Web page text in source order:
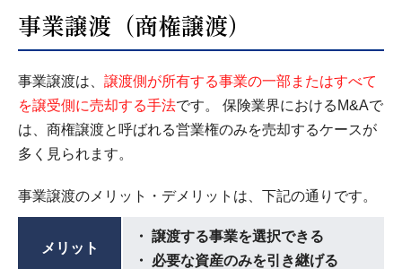
事業譲渡（商権譲渡）
事業譲渡は、 譲渡側が所有する事業の一部またはすべて
を譲受側に売却する手法です。 保険業界におけるM&Aで
は、商権譲渡と呼ばれる営業権のみを売却するケースが
多く見られます。
事業譲渡のメリット・デメリットは、下記の通りです。
メリット
譲渡する事業を選択できる
必要な資産のみを引き継げる